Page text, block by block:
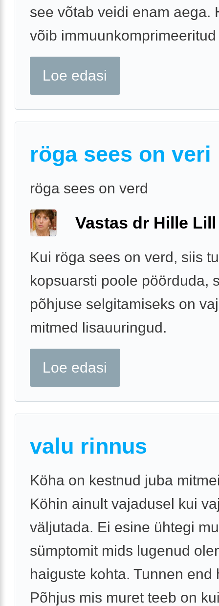
see võtab veidi enam aega.
võib immuunkomprimeeritud
Loe edasi
röga sees on veri
röga sees on verd
Vastas dr Hille Lill
Kui röga sees on verd, siis
kopsuarsti poole pöörduda,
põhjuse selgitamiseks on
mitmed lisauuringud.
Loe edasi
valu rinnus
Köha on kestnud juba
Köhin ainult vajadusel kui
väljutada. Ei esine ühtegi
sümptomit mids lugenud
haiguste kohta. Tunnen end
Põhjus mis muret teeb on